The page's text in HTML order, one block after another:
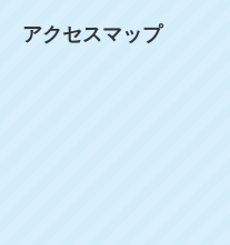
アクセスマップ